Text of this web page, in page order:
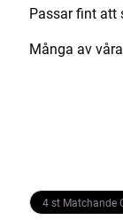
Passar fint att
Många av
4 st Matchande